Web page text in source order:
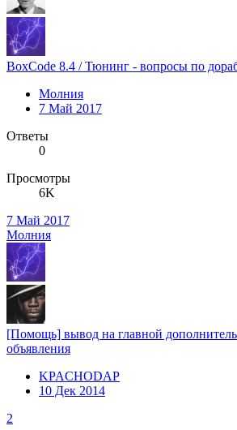
BoxCode 8.4 / Тюнинг - вопросы по
Молния
7 Май 2017
Ответы
0
Просмотры
6K
7 Май 2017
Молния
[Помощь] вывод на главной
объявления
KPACHODAP
10 Дек 2014
2